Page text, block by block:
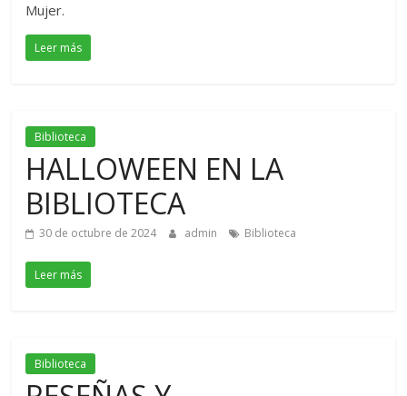
Mujer.
Leer más
Biblioteca
HALLOWEEN EN LA
BIBLIOTECA
30 de octubre de 2024 admin Biblioteca
Leer más
Biblioteca